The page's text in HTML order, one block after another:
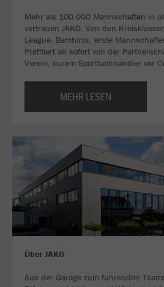
Mehr als 100.000 Mannschaften in
vertrauen JAKO. Von den
League. Bambinis, erste
Profitiert ab sofort von der
Verein, eurem Sportfachhändler vor
MEHR LESEN
Über JAKO
Aus der Garage zum führenden